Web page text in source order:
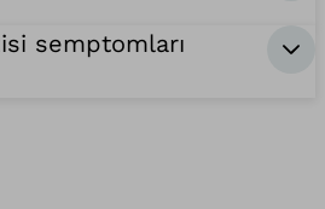
semptomları